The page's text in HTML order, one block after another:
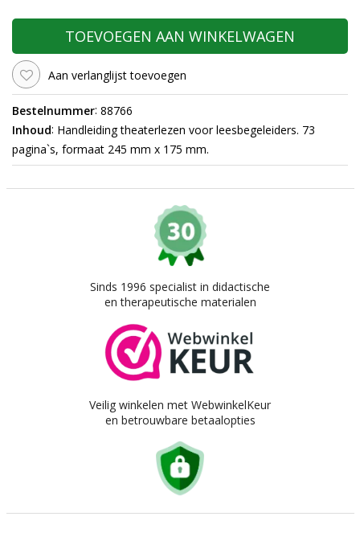
TOEVOEGEN AAN WINKELWAGEN
Aan verlanglijst toevoegen
Bestelnummer: 88766
Inhoud: Handleiding theaterlezen voor leesbegeleiders. 73
pagina`s, formaat 245 mm x 175 mm.
Sinds 1996 specialist in didactische
en therapeutische materialen
Veilig winkelen met WebwinkelKeur
en betrouwbare betaalopties